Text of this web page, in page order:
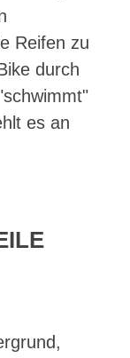
Reifen zu
durch
es an